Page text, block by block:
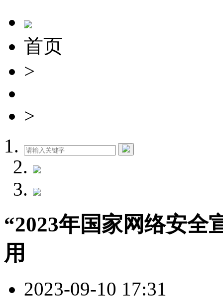
首页
>
>
“2023年国家网络安全
用
2023-09-10 17:31